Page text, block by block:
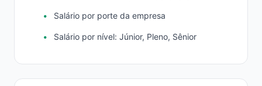
Salário por porte da empresa
Salário por nível: Júnior, Pleno, Sênior